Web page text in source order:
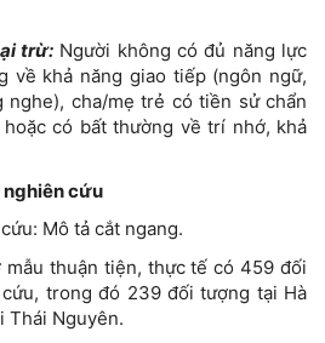
trừ:Người không có đủ năng lực
về khả năng giao tiếp (ngôn ngữ,
nghe), cha/mẹ trẻ có tiền sử chẩn
có bất thường về trí nhớ, khả
nghiên cứu
Mô tả cắt ngang.
thuận tiện, thực tế có 459 đối
trong đó 239 đối tượng tại Hà
Thái Nguyên.